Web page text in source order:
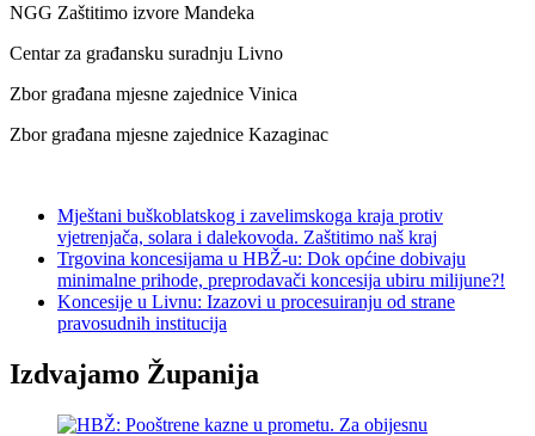
NGG Zaštitimo izvore Mandeka
Centar za građansku suradnju Livno
Zbor građana mjesne zajednice Vinica
Zbor građana mjesne zajednice Kazaginac
Mještani buškoblatskog i zavelimskoga kraja protiv
vjetrenjača, solara i dalekovoda. Zaštitimo naš kraj
Trgovina koncesijama u HBŽ-u: Dok općine dobivaju
minimalne prihode, preprodavači koncesija ubiru milijune?!
Koncesije u Livnu: Izazovi u procesuiranju od strane
pravosudnih institucija
Izdvajamo Županija